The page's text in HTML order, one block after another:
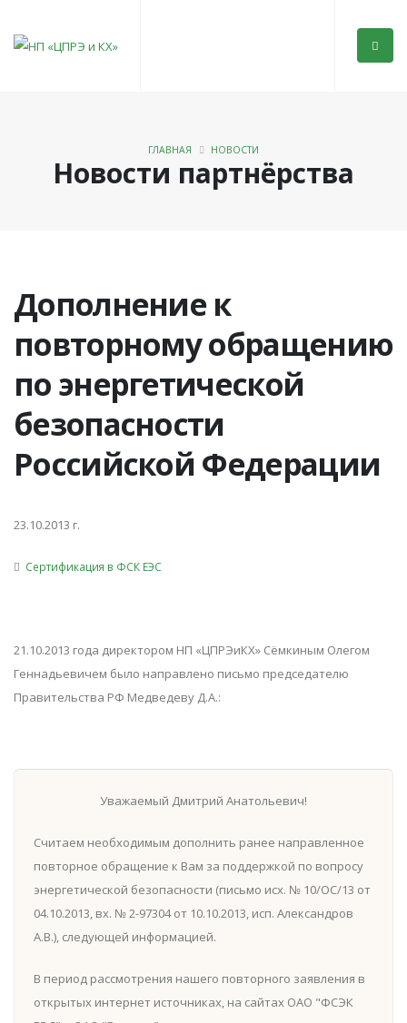
Новости партнёрства
ГЛАВНАЯ НОВОСТИ
Дополнение к
повторному обращению
по энергетической
безопасности
Российской Федерации
23.10.2013 г.
Сертификация в ФСК ЕЭС
21.10.2013 года директором НП «ЦПРЭиКХ» Сёмкиным Олегом
Геннадьевичем было направлено письмо председателю
Правительства РФ Медведеву Д.А.:
Уважаемый Дмитрий Анатольевич!
Считаем необходимым дополнить ранее направленное
повторное обращение к Вам за поддержкой по вопросу
энергетической безопасности (письмо исх. № 10/ОС/13 от
04.10.2013, вх. № 2-97304 от 10.10.2013, исп. Александров
А.В.), следующей информацией.
В период рассмотрения нашего повторного заявления в
открытых интернет источниках, на сайтах ОАО "ФСЭК